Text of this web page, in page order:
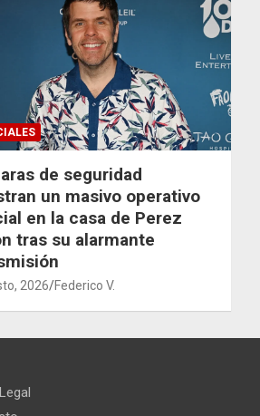
de seguridad
un masivo operativo
en la casa de Perez
tras su alarmante
2026 Federico V.